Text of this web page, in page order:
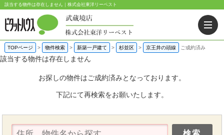
該当する物件は存在しません｜株式会社東洋リーベスト
TOPページ > 物件検索 > 新築一戸建て > 杉並区 > 京王井の頭線 ご成約済み
該当する物件は存在しません
お探しの物件はご成約済みとなっております。
下記にて再検索をお願いたします。